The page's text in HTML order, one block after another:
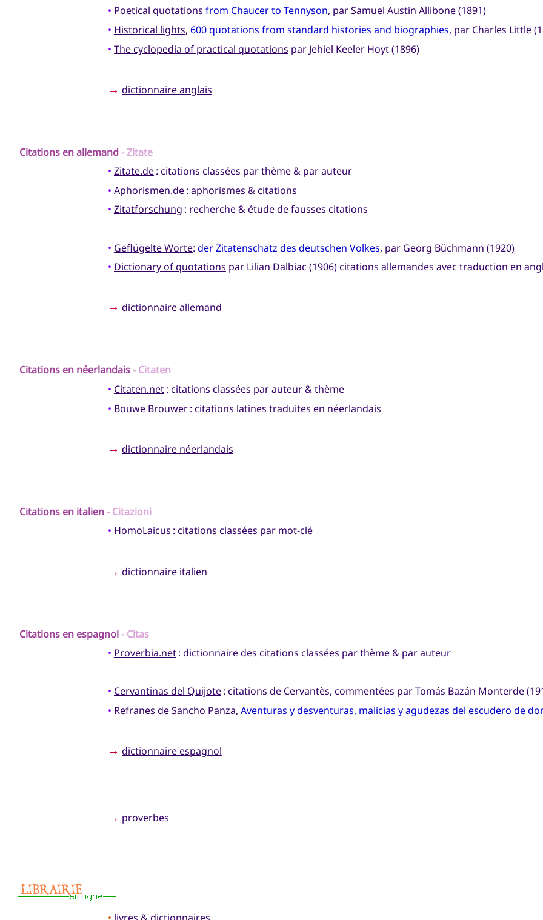
• Poetical quotations from Chaucer to Tennyson, par Samuel Austin Allibone (1891)
• Historical lights, 600 quotations from standard histories and biographies, par Charles Little
• The cyclopedia of practical quotations par Jehiel Keeler Hoyt (1896)
→ dictionnaire anglais
Citations enallemand- Zitate
• Zitate.de: citations classées par thème & par auteur
• Aphorismen.de: aphorismes & citations
• Zitatforschung : recherche & étude de fausses citations
• Geflügelte Worte: der Zitatenschatz des deutschen Volkes, par Georg Büchmann (1920)
• Dictionary of quotations par Lilian Dalbiac (1906) citations allemandes avec traduction en
→ dictionnaire allemand
Citations en néerlandais- Citaten
• Citaten.net: citations classées par auteur & thème
• Bouwe Brouwer: citations latines traduites en néerlandais
→ dictionnaire néerlandais
Citations en italien- Citazioni
• HomoLaicus : citations classées par mot-clé
→ dictionnaire italien
Citations en espagnol- Citas
• Proverbia.net: dictionnaire des citations classées par thème & par auteur
• Cervantinas del Quijote: citations de Cervantès, commentées par Tomás Bazán Monterde
• Refranes de Sancho Panza, Aventuras y desventuras, malicias y agudezas del escudero de
→ dictionnaire espagnol
→ proverbes